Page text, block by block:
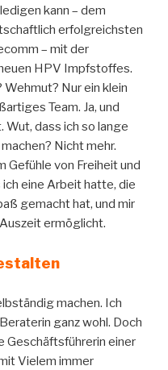
kann – dem
erfolgreichsten
– mit der
HPV Impfstoffes.
Wehmut? Nur ein klein
Team. Ja, und
Wut, dass ich so lange
Nicht mehr.
Gefühle von Freiheit und
eine Arbeit hatte, die
gemacht hat, und mir
ermöglicht.
machen. Ich
ganz wohl. Doch
einer
Vielem immer